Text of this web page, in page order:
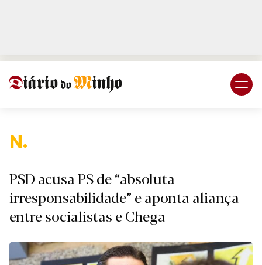
Naciona
PSD acusa PS de “absoluta
irresponsabilidade” e aponta aliança
entre socialistas e Chega